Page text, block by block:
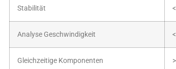
Stabilität
Analyse Geschwindigkeit
Gleichzeitige Komponenten